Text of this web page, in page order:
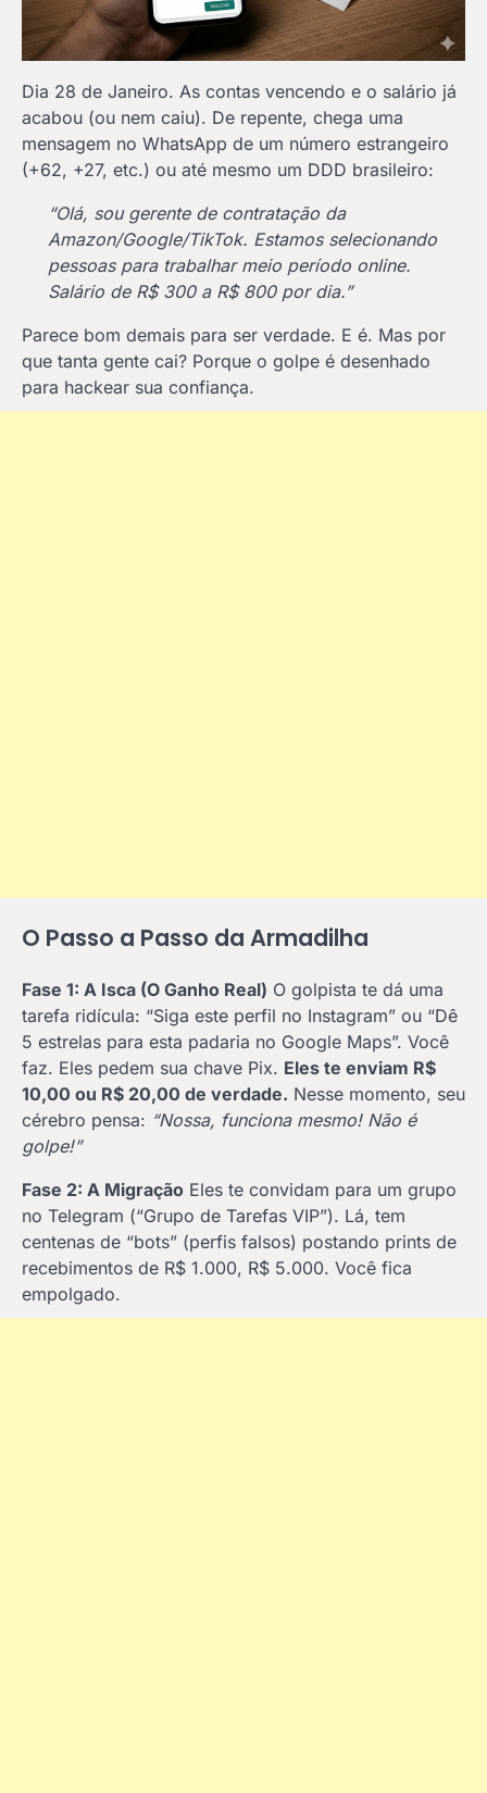
Dia 28 de Janeiro. As contas vencendo e o salário já
acabou (ou nem caiu). De repente, chega uma
mensagem no WhatsApp de um número estrangeiro
(+62, +27, etc.) ou até mesmo um DDD brasileiro:
“Olá, sou gerente de contratação da
Amazon/Google/TikTok. Estamos selecionando
pessoas para trabalhar meio período online.
Salário de R$ 300 a R$ 800 por dia.”
Parece bom demais para ser verdade. E é. Mas por
que tanta gente cai? Porque o golpe é desenhado
para hackear sua confiança.
O Passo a Passo da Armadilha
Fase 1: A Isca (O Ganho Real) O golpista te dá uma
tarefa ridícula: “Siga este perfil no Instagram” ou “Dê
5 estrelas para esta padaria no Google Maps”. Você
faz. Eles pedem sua chave Pix. Eles te enviam R$
10,00 ou R$ 20,00 de verdade. Nesse momento, seu
cérebro pensa: “Nossa, funciona mesmo! Não é
golpe!”
Fase 2: A Migração Eles te convidam para um grupo
no Telegram (“Grupo de Tarefas VIP”). Lá, tem
centenas de “bots” (perfis falsos) postando prints de
recebimentos de R$ 1.000, R$ 5.000. Você fica
empolgado.